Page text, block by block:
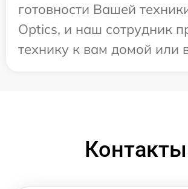
готовности Вашей
Optics, и наш сотрудник
технику к вам домой или
Контакты